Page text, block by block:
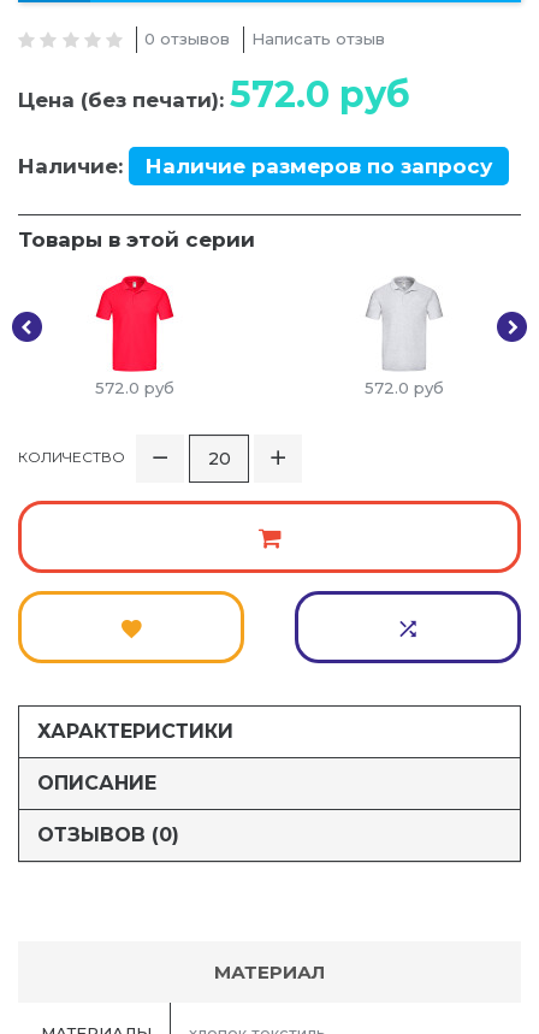
0 отзывов Написать отзыв
Цена (без печати): 572.0 руб
Наличие: Наличие размеров по запросу
Товары в этой серии
572.0 руб 572.0 руб
КОЛИЧЕСТВО
ХАРАКТЕРИСТИКИ
ОПИСАНИЕ
ОТЗЫВОВ (0)
МАТЕРИАЛ